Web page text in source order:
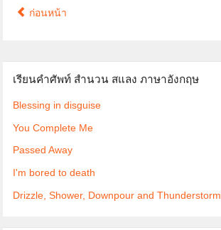
ก่อนหน้า
เรียนคำศัพท์ สำนวน สแลง ภาษาอังกฤษ
Blessing in disguise
You Complete Me
Passed Away
I'm bored to death
Drizzle, Shower, Downpour and Thunderstorm